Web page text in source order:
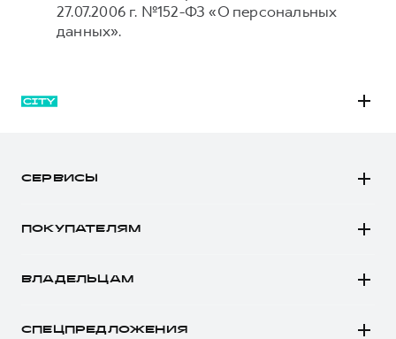
27.07.2006 г. №152-ФЗ «О персональных
данных».
СЕРВИСЫ
ПОКУПАТЕЛЯМ
Конфигуратор HAVAL
ВЛАДЕЛЬЦАМ
СПЕЦПРЕДЛОЖЕНИЯ